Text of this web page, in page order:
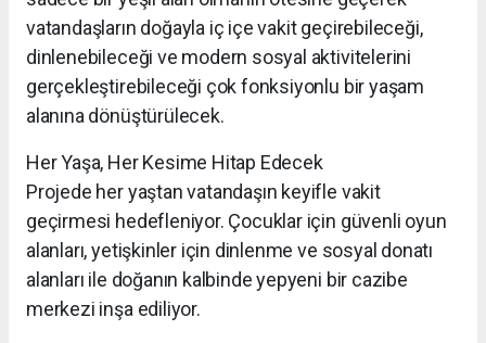
vatandaşların doğayla iç içe vakit geçirebileceği,
dinlenebileceği ve modern sosyal aktivitelerini
gerçekleştirebileceği çok fonksiyonlu bir yaşam
alanına dönüştürülecek.
Her Yaşa, Her Kesime Hitap Edecek
Projede her yaştan vatandaşın keyifle vakit
geçirmesi hedefleniyor. Çocuklar için güvenli oyun
alanları, yetişkinler için dinlenme ve sosyal donatı
alanları ile doğanın kalbinde yepyeni bir cazibe
merkezi inşa ediliyor.